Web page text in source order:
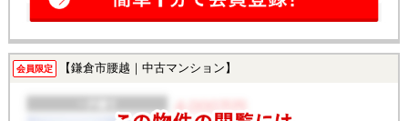
会員限定 【鎌倉市腰越｜中古マンション】